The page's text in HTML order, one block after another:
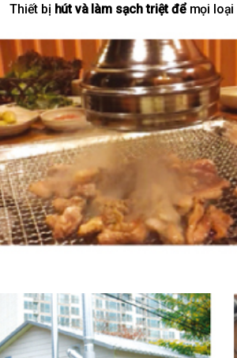
Thiết bị hút và làm sạch triệt đểmọi loại